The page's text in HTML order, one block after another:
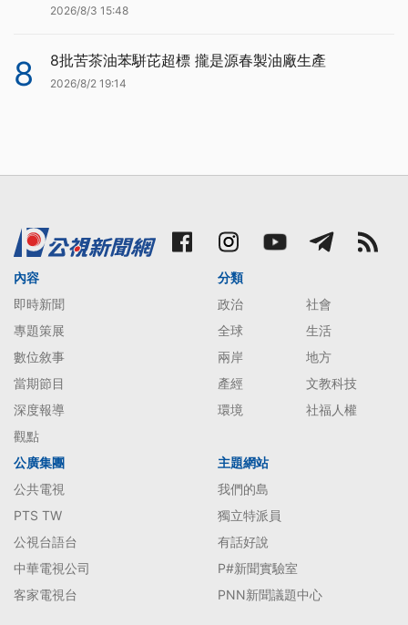
2026/8/3 15:48
8 8批苦茶油苯駢芘超標 攏是源春製油廠生產
2026/8/2 19:14
內容
即時新聞
專題策展
數位敘事
當期節目
深度報導
觀點
分類
政治
社會
全球
生活
兩岸
地方
產經
文教科技
環境
社福人權
公廣集團
公共電視
PTS TW
公視台語台
中華電視公司
客家電視台
主題網站
我們的島
獨立特派員
有話好說
P#新聞實驗室
PNN新聞議題中心